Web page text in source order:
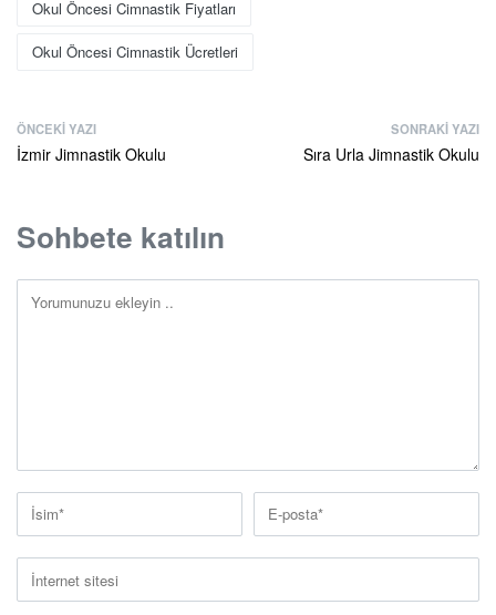
Okul Öncesi Cimnastik Fiyatları
Okul Öncesi Cimnastik Ücretleri
ÖNCEKI YAZI
İzmir Jimnastik Okulu
SONRAKI YAZI
Sıra Urla Jimnastik Okulu
Sohbete katılın